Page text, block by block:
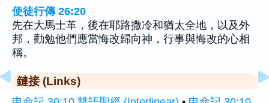
使徒行傳 26:20
先在大馬士革，後在耶路撒冷和猶太全地，以及外
邦，勸勉他們應當悔改歸向神，行事與悔改的心相
稱。
鏈接 (Links)